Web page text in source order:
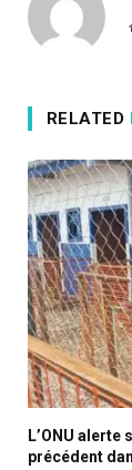
RELATED
L’ONU alerte
précédent